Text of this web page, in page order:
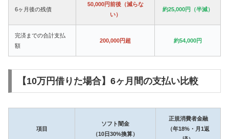
6ヶ月後の残債
50,000円前後（減らな
い）
約25,000円（半減）
完済までの合計支払
額
200,000円超 約54,000円
【10万円借りた場合】6ヶ月間の支払い比較
項目
ソフト闇金
（10日30%換算）
正規消費者金融
（年18%・月1返